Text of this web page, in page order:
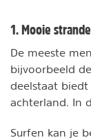
1. Mooie
De meeste
bijvoorbeeld
deelstaat
achterland. In
Surfen kan je